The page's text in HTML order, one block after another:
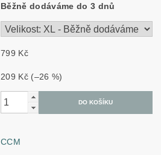
Běžně dodáváme do 3 dnů
799 Kč
209 Kč (–26 %)
CCM